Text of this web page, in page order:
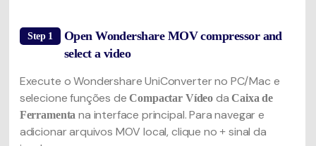
Step 1
Open Wondershare MOV compressor and
select a video
Execute o Wondershare UniConverter no PC/Mac e
selecione funções deCompactar Vídeo daCaixa de
Ferramenta na interface principal. Para navegar e
adicionar arquivos MOV local, clique no + sinal da